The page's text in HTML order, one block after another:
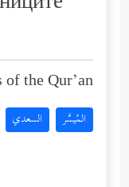
the Qur’an:
المُيسَّر السعدي